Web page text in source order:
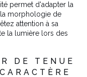
permet d'adapter la
morphologie de
attention à sa
la lumière lors des
DE TENUE